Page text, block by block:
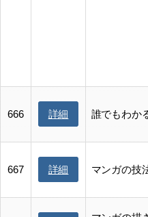
666 詳細 誰でもわか
667 詳細 マンガの技